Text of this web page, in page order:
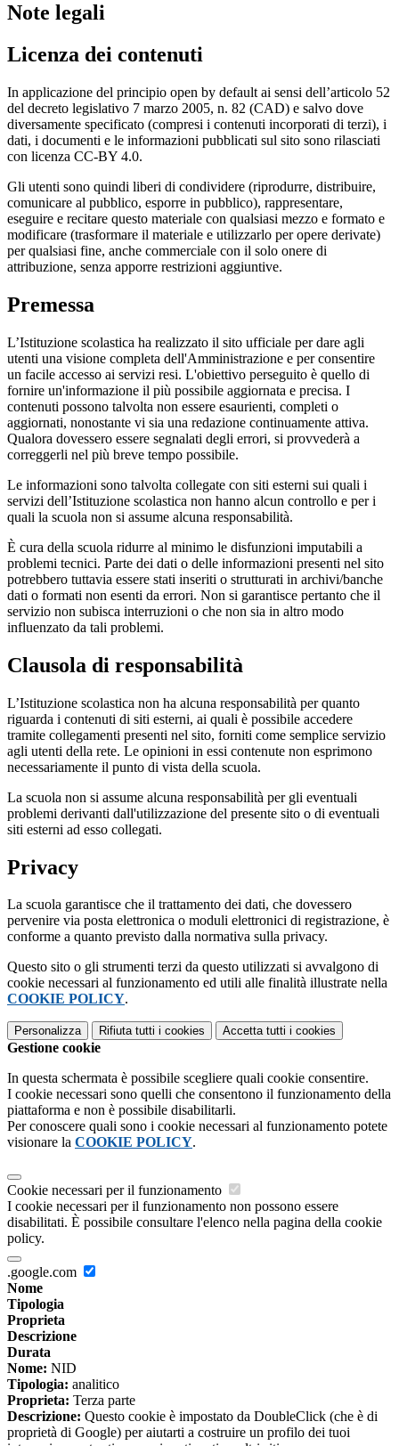
Note legali
Licenza dei contenuti
In applicazione del principio open by default ai sensi dell’articolo 52
del decreto legislativo 7 marzo 2005, n. 82 (CAD) e salvo dove
diversamente specificato (compresi i contenuti incorporati di terzi), i
dati, i documenti e le informazioni pubblicati sul sito sono rilasciati
con licenza CC-BY 4.0.
Gli utenti sono quindi liberi di condividere (riprodurre, distribuire,
comunicare al pubblico, esporre in pubblico), rappresentare,
eseguire e recitare questo materiale con qualsiasi mezzo e formato e
modificare (trasformare il materiale e utilizzarlo per opere derivate)
per qualsiasi fine, anche commerciale con il solo onere di
attribuzione, senza apporre restrizioni aggiuntive.
Premessa
L’Istituzione scolastica ha realizzato il sito ufficiale per dare agli
utenti una visione completa dell'Amministrazione e per consentire
un facile accesso ai servizi resi. L'obiettivo perseguito è quello di
fornire un'informazione il più possibile aggiornata e precisa. I
contenuti possono talvolta non essere esaurienti, completi o
aggiornati, nonostante vi sia una redazione continuamente attiva.
Qualora dovessero essere segnalati degli errori, si provvederà a
correggerli nel più breve tempo possibile.
Le informazioni sono talvolta collegate con siti esterni sui quali i
servizi dell’Istituzione scolastica non hanno alcun controllo e per i
quali la scuola non si assume alcuna responsabilità.
È cura della scuola ridurre al minimo le disfunzioni imputabili a
problemi tecnici. Parte dei dati o delle informazioni presenti nel sito
potrebbero tuttavia essere stati inseriti o strutturati in archivi/banche
dati o formati non esenti da errori. Non si garantisce pertanto che il
servizio non subisca interruzioni o che non sia in altro modo
influenzato da tali problemi.
Clausola di responsabilità
L’Istituzione scolastica non ha alcuna responsabilità per quanto
riguarda i contenuti di siti esterni, ai quali è possibile accedere
tramite collegamenti presenti nel sito, forniti come semplice servizio
agli utenti della rete. Le opinioni in essi contenute non esprimono
necessariamente il punto di vista della scuola.
La scuola non si assume alcuna responsabilità per gli eventuali
problemi derivanti dall'utilizzazione del presente sito o di eventuali
siti esterni ad esso collegati.
Privacy
La scuola garantisce che il trattamento dei dati, che dovessero
pervenire via posta elettronica o moduli elettronici di registrazione, è
conforme a quanto previsto dalla normativa sulla privacy.
Questo sito o gli strumenti terzi da questo utilizzati si avvalgono di
cookie necessari al funzionamento ed utili alle finalità illustrate nella
COOKIE POLICY.
Personalizza Rifiuta tutti i cookies Accetta tutti i cookies
Gestione cookie
In questa schermata è possibile scegliere quali cookie consentire.
I cookie necessari sono quelli che consentono il funzionamento della
piattaforma e non è possibile disabilitarli.
Per conoscere quali sono i cookie necessari al funzionamento potete
visionare la COOKIE POLICY.
Cookie necessari per il funzionamento
I cookie necessari per il funzionamento non possono essere
disabilitati. È possibile consultare l'elenco nella pagina della cookie
policy.
.google.com
Nome
Tipologia
Proprieta
Descrizione
Durata
Nome: NID
Tipologia: analitico
Proprieta: Terza parte
Descrizione: Questo cookie è impostato da DoubleClick (che è di
proprietà di Google) per aiutarti a costruire un profilo dei tuoi